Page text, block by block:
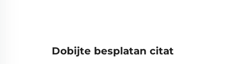
Dobijte besplatan citat